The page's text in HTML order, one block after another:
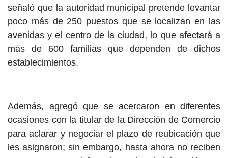
señaló que la autoridad municipal pretende levantar
poco más de 250 puestos que se localizan en las
avenidas y el centro de la ciudad, lo que afectará a
más de 600 familias que dependen de dichos
establecimientos.
Además, agregó que se acercaron en diferentes
ocasiones con la titular de la Dirección de Comercio
para aclarar y negociar el plazo de reubicación que
les asignaron; sin embargo, hasta ahora no reciben